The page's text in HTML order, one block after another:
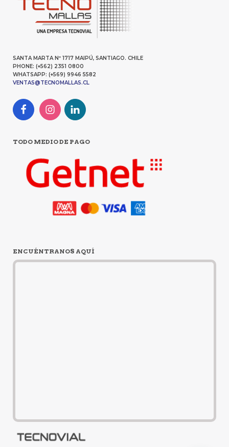
SANTA MARTA Nº 1717 MAIPÚ, SANTIAGO. CHILE
PHONE: (+562) 2351 0800
WHATSAPP: (+569) 9946 5582
VENTAS@TECNOMALLAS.CL
TODO MEDIO DE PAGO
ENCUÉNTRANOS AQUÍ